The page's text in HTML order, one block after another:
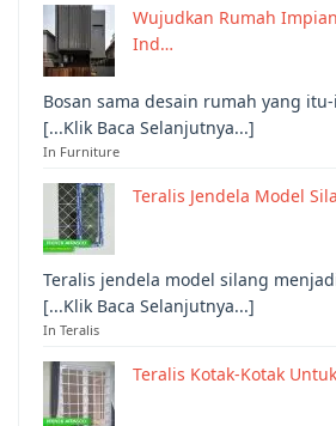
Wujudkan Rumah
Ind…
Bosan sama desain rumah yang
[...Klik Baca Selanjutnya...]
In Furniture
Teralis Jendela Model
Teralis jendela model silang
[...Klik Baca Selanjutnya...]
In Teralis
Teralis Kotak-Kotak